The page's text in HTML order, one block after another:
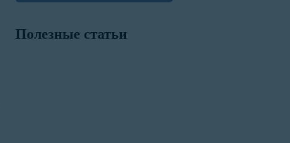
Полезные статьи